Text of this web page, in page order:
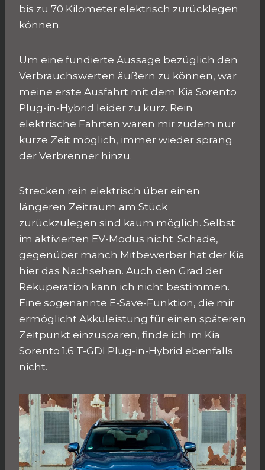
bis zu 70 Kilometer elektrisch zurücklegen
können.
Um eine fundierte Aussage bezüglich den
Verbrauchswerten äußern zu können, war
meine erste Ausfahrt mit dem Kia Sorento
Plug-in-Hybrid leider zu kurz. Rein
elektrische Fahrten waren mir zudem nur
kurze Zeit möglich, immer wieder sprang
der Verbrenner hinzu.
Strecken rein elektrisch über einen
längeren Zeitraum am Stück
zurückzulegen sind kaum möglich. Selbst
im aktivierten EV-Modus nicht. Schade,
gegenüber manch Mitbewerber hat der Kia
hier das Nachsehen. Auch den Grad der
Rekuperation kann ich nicht bestimmen.
Eine sogenannte E-Save-Funktion, die mir
ermöglicht Akkuleistung für einen späteren
Zeitpunkt einzusparen, finde ich im Kia
Sorento 1.6 T-GDI Plug-in-Hybrid ebenfalls
nicht.